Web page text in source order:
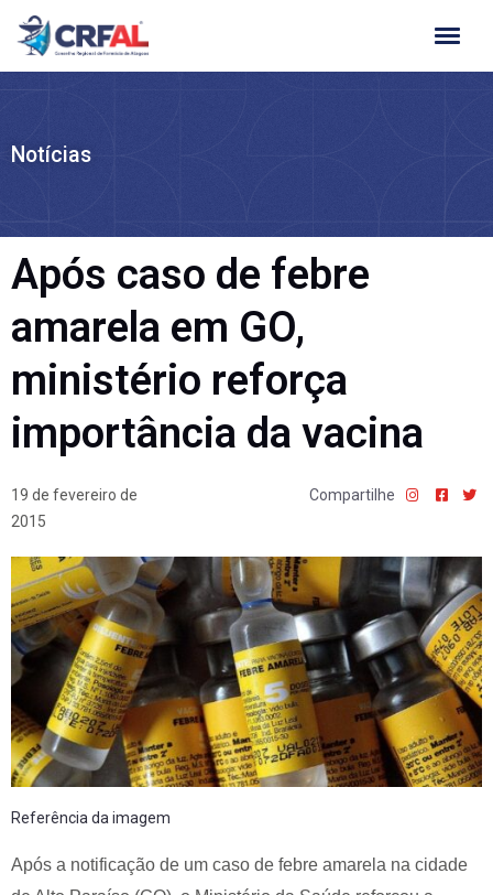
Ir
para
Notícias
Após caso de febre
amarela em GO,
ministério reforça
importância da vacina
19 de fevereiro de
2015
Compartilhe
Referência da imagem
Após a notificação de um caso de febre amarela na cidade